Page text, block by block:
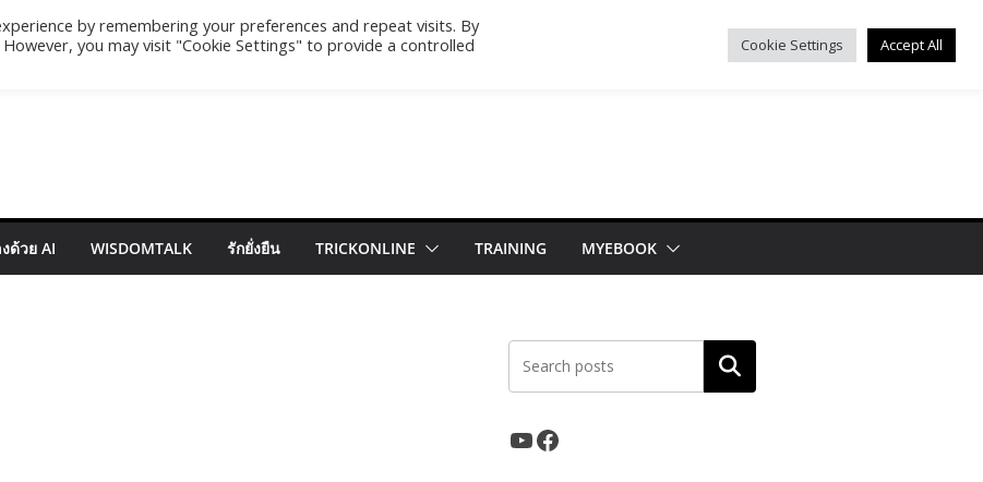
ด้วย AI WISDOMTALK รักยั่งยืน TRICKONLINE TRAINING MYEBOOK
ค้นหา
YouTube Facebook
by remembering your preferences and repeat visits. By
you may visit "Cookie Settings" to provide a controlled
Cookie Settings Accept All